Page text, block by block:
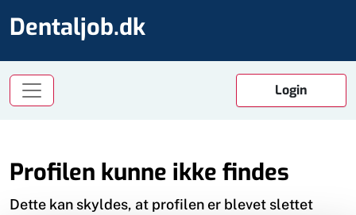
Dentaljob.dk
Profilen kunne ikke findes
Dette kan skyldes, at profilen er blevet slettet